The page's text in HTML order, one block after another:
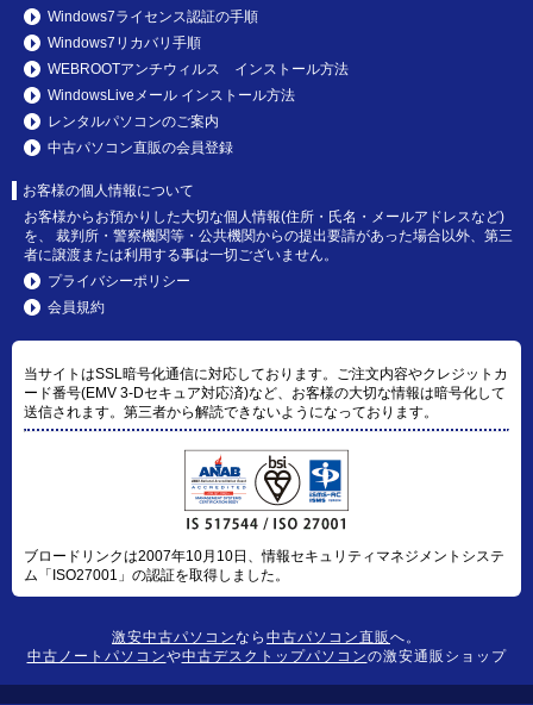
Windows7ライセンス認証の手順
Windows7リカバリ手順
WEBROOTアンチウィルス インストール方法
WindowsLiveメール インストール方法
レンタルパソコンのご案内
中古パソコン直販の会員登録
お客様の個人情報について
お客様からお預かりした大切な個人情報(住所・氏名・メールアドレスなど)
を、 裁判所・警察機関等・公共機関からの提出要請があった場合以外、第三
者に譲渡または利用する事は一切ございません。
プライバシーポリシー
会員規約
当サイトはSSL暗号化通信に対応しております。ご注文内容やクレジットカ
ード番号(EMV 3-Dセキュア対応済)など、お客様の大切な情報は暗号化して
送信されます。第三者から解読できないようになっております。
ブロードリンクは2007年10月10日、情報セキュリティマネジメントシステ
ム「ISO27001」の認証を取得しました。
激安中古パソコンなら 中古パソコン直販へ。
中古ノートパソコンや中古デスクトップパソコンの激安通販ショップ